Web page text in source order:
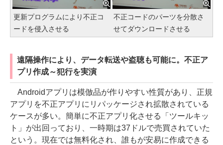
更新プログラムにより不正コ
ードを侵入させる
不正コードのパーツを分散さ
せてダウンロードさせる
遠隔操作により、データ転送や盗聴も可能に。不正ア
プリ作成～犯行を実演
Androidアプリは模倣品が作りやすい性質があり、正規
アプリを不正アプリにリパッケージされ拡散されている
ケースが多い。簡単に不正アプリ化させる「ツールキッ
ト」が出回っており、一時期は37ドルで売買されていた
という。現在では無料化され、誰もが安易に作成できる